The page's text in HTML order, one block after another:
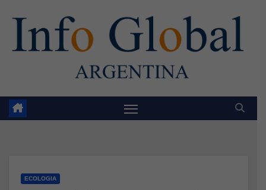
ECOLOGIA